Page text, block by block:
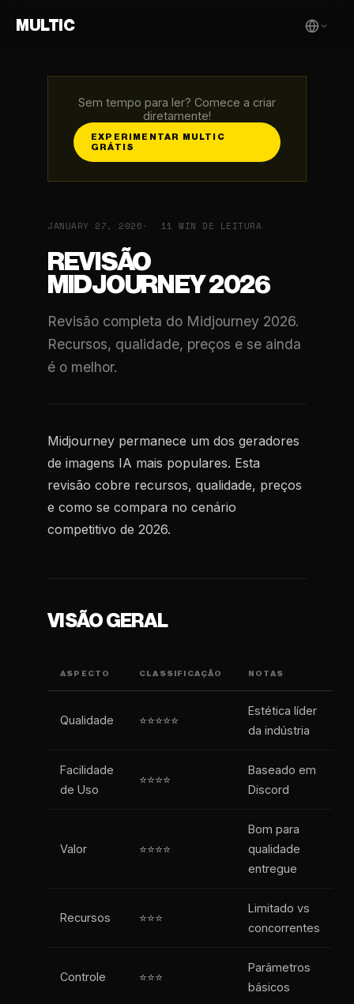
MULTIC
Sem tempo para ler? Comece a criar
diretamente!
EXPERIMENTAR MULTIC
GRÁTIS
JANUARY 27, 2026 11 MIN DE LEITURA
REVISÃO
MIDJOURNEY 2026
Revisão completa do Midjourney 2026.
Recursos, qualidade, preços e se ainda
é o melhor.
Midjourney permanece um dos geradores
de imagens IA mais populares. Esta
revisão cobre recursos, qualidade, preços
e como se compara no cenário
competitivo de 2026.
VISÃO GERAL
ASPECTO CLASSIFICAÇÃO NOTAS
Qualidade ⭐⭐⭐⭐⭐
Estética líder
da indústria
Facilidade
de Uso
⭐⭐⭐⭐
Baseado em
Discord
Valor ⭐⭐⭐⭐
Bom para
qualidade
entregue
Recursos ⭐⭐⭐
Limitado vs
concorrentes
Controle ⭐⭐⭐
Parâmetros
básicos